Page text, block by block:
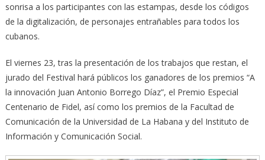
sonrisa a los participantes con las estampas, desde los códigos
de la digitalización, de personajes entrañables para todos los
cubanos.
El viernes 23, tras la presentación de los trabajos que restan, el
jurado del Festival hará públicos los ganadores de los premios “A
la innovación Juan Antonio Borrego Díaz”, el Premio Especial
Centenario de Fidel, así como los premios de la Facultad de
Comunicación de la Universidad de La Habana y del Instituto de
Información y Comunicación Social.